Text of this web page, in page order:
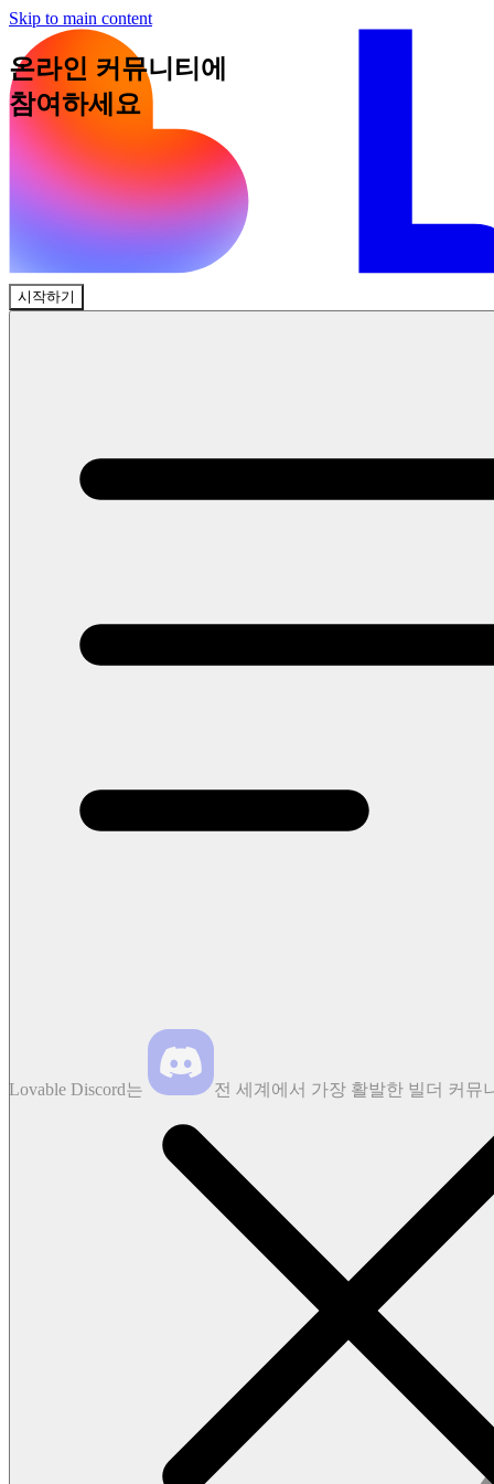
Skip to main content
시작하기
온라인 커뮤니티에
참여하세요
Discord 참여하기
Lovable Discord는 전 세계에서 가장 활발한 빌더 커뮤